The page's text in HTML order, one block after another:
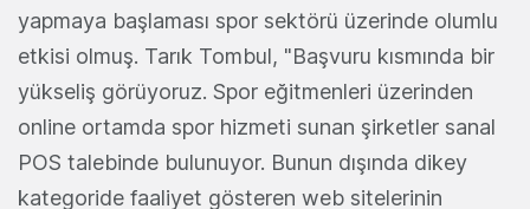
yapmaya başlaması spor sektörü üzerinde olumlu
etkisi olmuş. Tarık Tombul, "Başvuru kısmında bir
yükseliş görüyoruz. Spor eğitmenleri üzerinden
online ortamda spor hizmeti sunan şirketler sanal
POS talebinde bulunuyor. Bunun dışında dikey
kategoride faaliyet gösteren web sitelerinin